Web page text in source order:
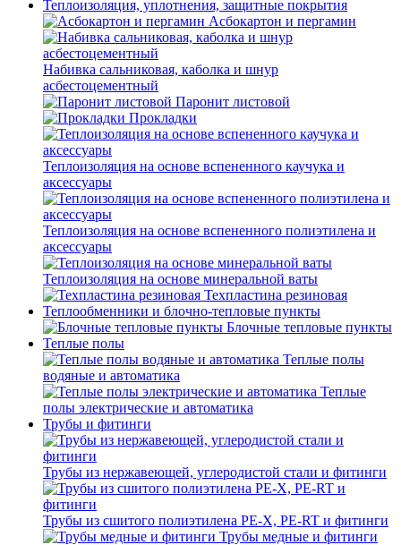
Теплоизоляция, уплотнения, защитные покрытия
Асбокартон и пергамин
Набивка сальниковая, каболка и шнур
асбестоцементный
Паронит листовой
Прокладки
Теплоизоляция на основе вспененного каучука и
аксессуары
Теплоизоляция на основе вспененного полиэтилена и
аксессуары
Теплоизоляция на основе минеральной ваты
Техпластина резиновая
Теплообменники и блочно-тепловые пункты
Блочные тепловые пункты
Теплые полы
Теплые полы
водяные и автоматика
Теплые
полы электрические и автоматика
Трубы и фитинги
Трубы из нержавеющей, углеродистой стали и фитинги
Трубы из сшитого полиэтилена PE-X, PE-RT и фитинги
Трубы медные и фитинги